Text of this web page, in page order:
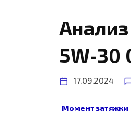
5W-30
17.09.2024
series-5w-30-
Момент затяжки